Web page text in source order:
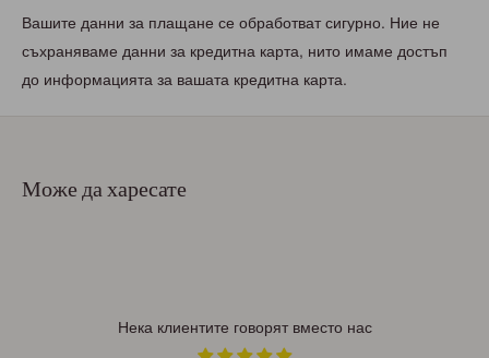
Вашите данни за плащане се обработват сигурно. Ние не
съхраняваме данни за кредитна карта, нито имаме достъп
до информацията за вашата кредитна карта.
Може да харесате
Нека клиентите говорят вместо нас